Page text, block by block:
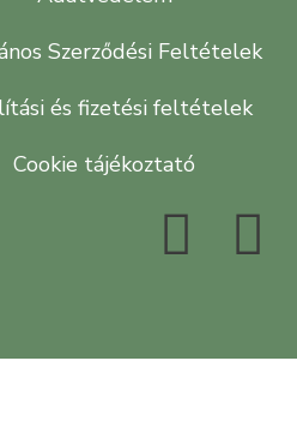
Szerződési Feltételek
és fizetési feltételek
Cookie tájékoztató